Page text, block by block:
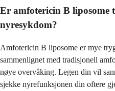
Er amfotericin B liposome
nyresykdom?
Amfotericin B liposome er mye
sammenlignet med tradisjonell
nøye overvåking. Legen din vil
sjekke nyrefunksjonen din oftere